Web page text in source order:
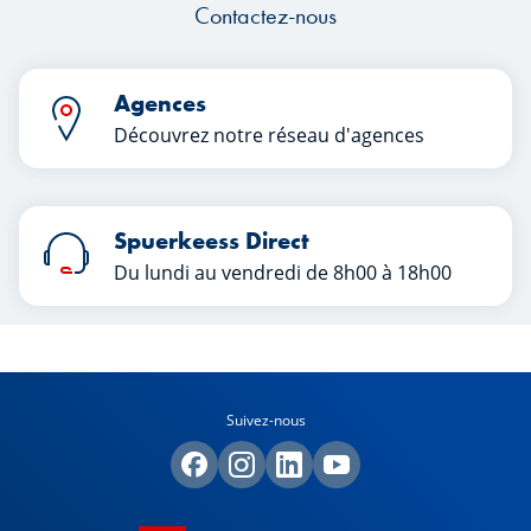
Contactez-nous
Agences
Découvrez notre réseau d'agences
Spuerkeess Direct
Du lundi au vendredi de 8h00 à 18h00
Suivez-nous